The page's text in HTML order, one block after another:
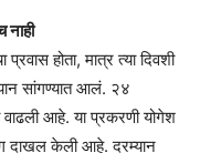
नाही
होता, मात्र त्या दिवशी
सांगण्यात आलं. २४
वाढली आहे. या प्रकरणी योगेश
दाखल केली आहे. दरम्यान